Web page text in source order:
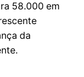
58.000 em
da